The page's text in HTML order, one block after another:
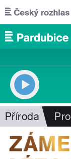
Přejít k hlavnímu
Příroda